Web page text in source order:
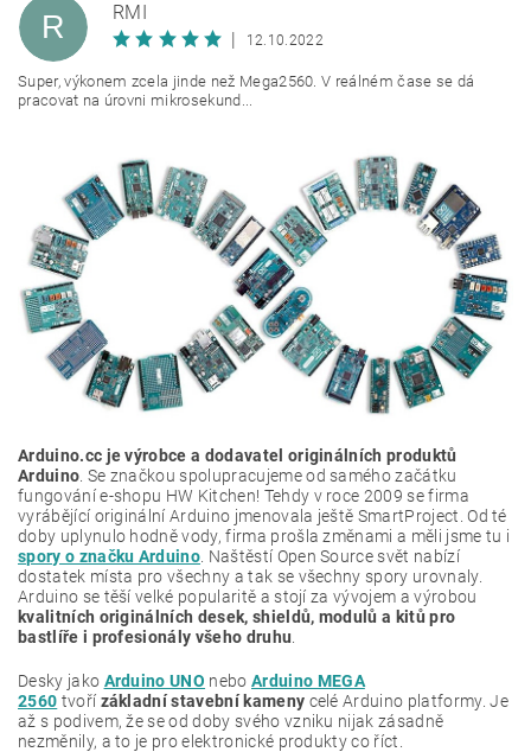
R
RMI
12.10.2022
Super, výkonem zcela jinde než Mega2560. V reálném čase se dá
pracovat na úrovni mikrosekund...
Arduino.cc je výrobce a dodavatel originálních produktů
Arduino . Se značkou spolupracujeme od samého začátku
fungování e-shopu HW Kitchen! Tehdy v roce 2009 se firma
vyrábějící originální Arduino jmenovala ještě SmartProject. Od té
doby uplynulo hodně vody, firma prošla změnami a měli jsme tu i
spory o značku Arduino . Naštěstí Open Source svět nabízí
dostatek místa pro všechny a tak se všechny spory urovnaly.
Arduino se těší velké popularitě a stojí za vývojem a výrobou
kvalitních originálních desek, shieldů, modulů a kitů pro
bastlíře i profesionály všeho druhu
Desky jako Arduino UNO nebo Arduino MEGA
2560 tvoří základní stavební kameny celé Arduino platformy. Je
až s podivem, že se od doby svého vzniku nijak zásadně
nezměnily, a to je pro elektronické produkty co říct.